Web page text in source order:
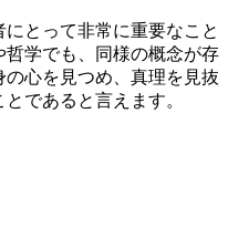
とって非常に重要なこと
学でも、同様の概念が存
心を見つめ、真理を見抜
であると言えます。